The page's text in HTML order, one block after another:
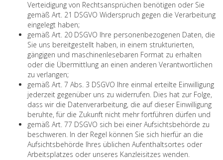
Verteidigung von Rechtsansprüchen benötigen oder Sie
gemäß Art. 21 DSGVO Widerspruch gegen die Verarbeitung
eingelegt haben;
gemäß Art. 20 DSGVO Ihre personenbezogenen Daten, die
Sie uns bereitgestellt haben, in einem strukturierten,
gängigen und maschinenlesebaren Format zu erhalten
oder die Übermittlung an einen anderen Verantwortlichen
zu verlangen;
gemäß Art. 7 Abs. 3 DSGVO Ihre einmal erteilte Einwilligung
jederzeit gegenüber uns zu widerrufen. Dies hat zur Folge,
dass wir die Datenverarbeitung, die auf dieser Einwilligung
beruhte, für die Zukunft nicht mehr fortführen dürfen und
gemäß Art. 77 DSGVO sich bei einer Aufsichtsbehörde zu
beschweren. In der Regel können Sie sich hierfür an die
Aufsichtsbehörde Ihres üblichen Aufenthaltsortes oder
Arbeitsplatzes oder unseres Kanzleisitzes wenden.